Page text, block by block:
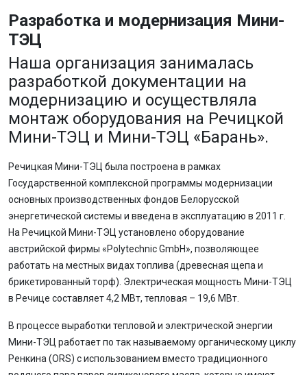
Разработка и модернизация Мини-
ТЭЦ
Наша организация занималась
разработкой документации на
модернизацию и осуществляла
монтаж оборудования на Речицкой
Мини-ТЭЦ и Мини-ТЭЦ «Барань».
Речицкая Мини-ТЭЦ была построена в рамках
Государственной комплексной программы модернизации
основных производственных фондов Белорусской
энергетической системы и введена в эксплуатацию в 2011 г.
На Речицкой Мини-ТЭЦ установлено оборудование
австрийской фирмы «Polytechnic GmbH», позволяющее
работать на местных видах топлива (древесная щепа и
брикетированный торф). Электрическая мощность Мини-ТЭЦ
в Речице составляет 4,2 МВт, тепловая – 19,6 МВт.
В процессе выработки тепловой и электрической энергии
Мини-ТЭЦ работает по так называемому органическому циклу
Ренкина (ORS) с использованием вместо традиционного